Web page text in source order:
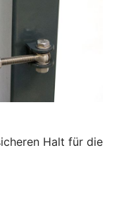
Halt für die